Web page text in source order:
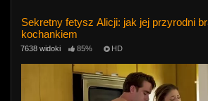
Sekretny fetysz Alicji: jak jej przyrodni
kochankiem
7638 widoki 85% HD